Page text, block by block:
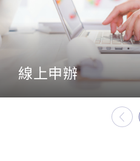
線上申辦